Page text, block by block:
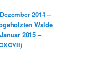
2014 –
Walde
2015 –